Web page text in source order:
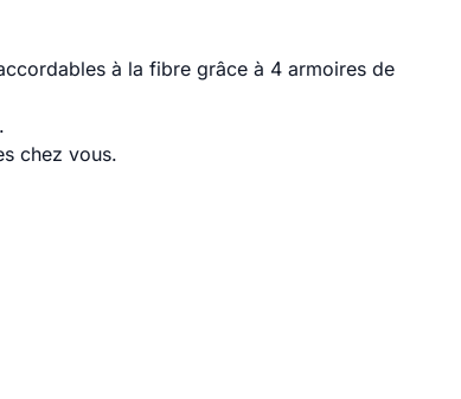
à la fibre grâce à 4 armoires de
chez vous.